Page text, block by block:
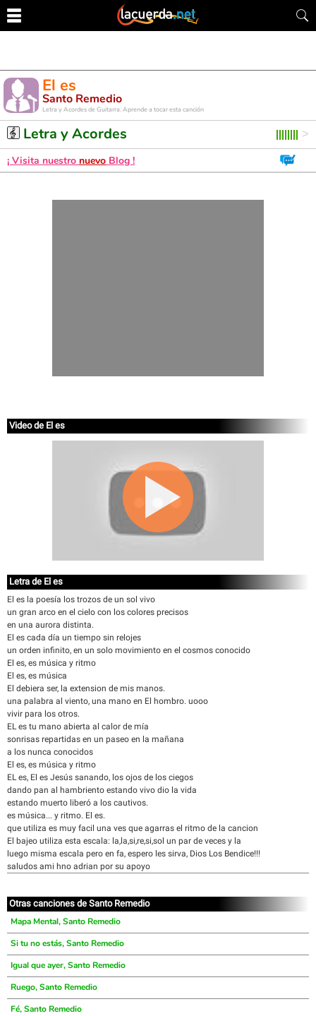
El es
Santo Remedio
Letra y Acordes de Guitarra. Aprende a tocar esta canción
Letra y Acordes
¡ Visita nuestro nuevo Blog !
Video de El es
Letra de El es
El es la poesía los trozos de un sol vivo
un gran arco en el cielo con los colores precisos
en una aurora distinta.
El es cada día un tiempo sin relojes
un orden infinito, en un solo movimiento en el cosmos conocido
El es, es música y ritmo
El es, es música
El debiera ser, la extension de mis manos.
una palabra al viento, una mano en El hombro. uooo
vivir para los otros.
EL es tu mano abierta al calor de mía
sonrisas repartidas en un paseo en la mañana
a los nunca conocidos
El es, es música y ritmo
EL es, El es Jesús sanando, los ojos de los ciegos
dando pan al hambriento estando vivo dio la vida
estando muerto liberó a los cautivos.
es música... y ritmo. El es.
que utiliza es muy facil una ves que agarras el ritmo de la cancion
El bajeo utiliza esta escala: la,la,si,re,si,sol un par de veces y la
luego misma escala pero en fa, espero les sirva, Dios Los Bendice!!!
saludos ami hno adrian por su apoyo
Otras canciones de Santo Remedio
Mapa Mental, Santo Remedio
Si tu no estás, Santo Remedio
Igual que ayer, Santo Remedio
Ruego, Santo Remedio
Fé, Santo Remedio